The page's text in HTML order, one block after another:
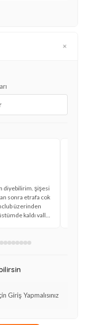
diyebilirim. şişesi
sonra etrafa cok
üzerinden
kaldı valla
Giriş Yapmalısınız